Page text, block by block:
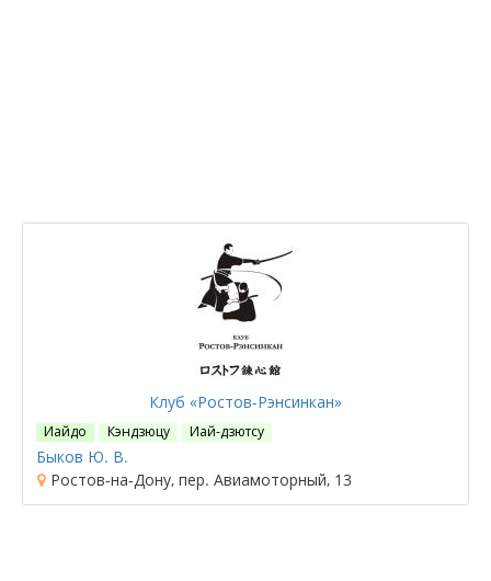
Клуб «Ростов-Рэнсинкан»
Иайдо Кэндзюцу Иай-дзютсу
Быков Ю. В.
Ростов-на-Дону, пер. Авиамоторный, 13